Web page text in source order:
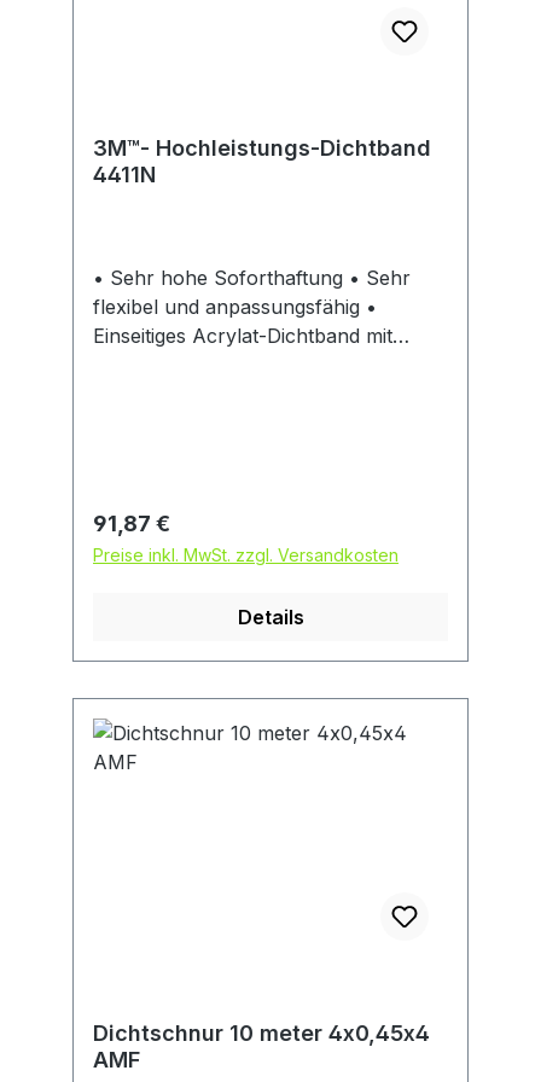
3M™- Hochleistungs-Dichtband
4411N
• Sehr hohe Soforthaftung • Sehr
flexibel und anpassungsfähig •
Einseitiges Acrylat-Dichtband mit
Alterungsbeständigkeit • Für den
Innen- und Außenbereich
Regulärer Preis:
91,87 €
Preise inkl. MwSt. zzgl. Versandkosten
Details
Dichtschnur 10 meter 4x0,45x4
AMF